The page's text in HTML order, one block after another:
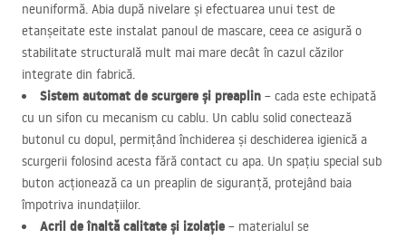
neuniformă. Abia după nivelare și efectuarea unui test de
etanșeitate este instalat panoul de mascare, ceea ce asigură o
stabilitate structurală mult mai mare decât în cazul căzilor
integrate din fabrică.
Sistem automat de scurgere și preaplin – cada este echipată
cu un sifon cu mecanism cu cablu. Un cablu solid conectează
butonul cu dopul, permițând închiderea și deschiderea igienică a
scurgerii folosind acesta fără contact cu apa. Un spațiu special sub
buton acționează ca un preaplin de siguranță, protejând baia
împotriva inundațiilor.
Acril de înaltă calitate și izolație – materialul se